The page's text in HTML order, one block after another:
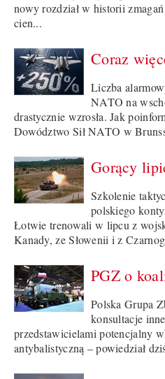
nowy rozdział w historii
cien...
Coraz
Liczba
NATO na
drastycznie wzrosła. Jak
Dowództwo Sił NATO w
Gorący
Szkolenie
polskiego
Łotwie trenowali w lipcu z
Kanady, ze Słowenii i z
PGZ o
Polska Grupa
konsultacje
przedstawicielami potencjalny
antybalistyczną – powiedział